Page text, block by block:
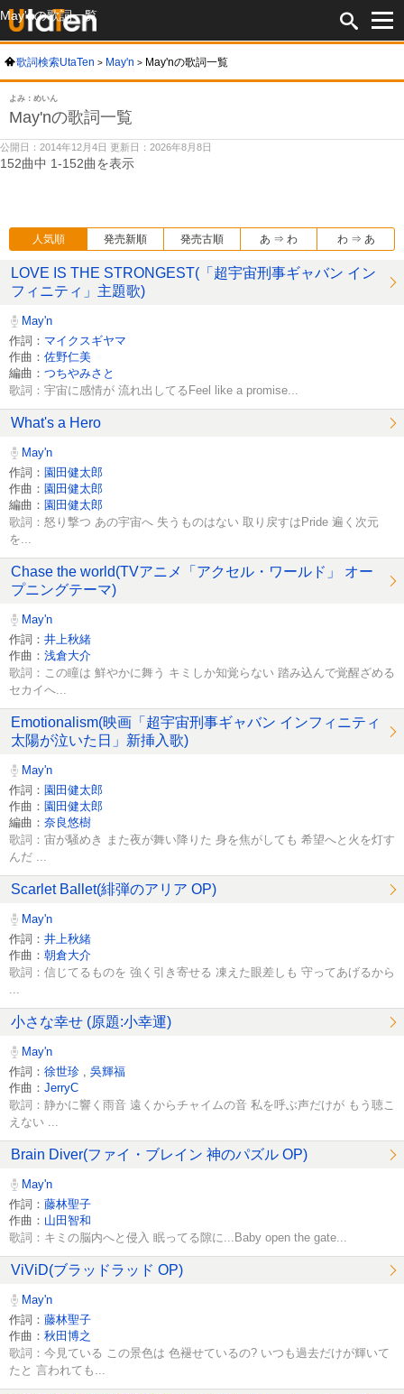
May'nの歌詞一覧
歌詞検索UtaTen May'n May'nの歌詞一覧
よみ：めいん
May'nの歌詞一覧
公開日：2014年12月4日 更新日：2026年8月8日
152曲中 1-152曲を表示
人気順 発売新順 発売古順 あ ⇒ わ わ ⇒ あ
LOVE IS THE STRONGEST(「超宇宙刑事ギャバン イン
フィニティ」主題歌)
May'n
作詞： マイクスギヤマ
作曲： 佐野仁美
編曲： つちやみさと
歌詞：宇宙に感情が 流れ出してるFeel like a promise...
What's a Hero
May'n
作詞： 園田健太郎
作曲： 園田健太郎
編曲： 園田健太郎
歌詞：怒り撃つ あの宇宙へ 失うものはない 取り戻すはPride 遍く次元
を...
Chase the world(TVアニメ「アクセル・ワールド」 オー
プニングテーマ)
May'n
作詞： 井上秋緒
作曲： 浅倉大介
歌詞：この瞳は 鮮やかに舞う キミしか知覚らない 踏み込んで覚醒ざめる
セカイへ...
Emotionalism(映画「超宇宙刑事ギャバン インフィニティ
太陽が泣いた日」新挿入歌)
May'n
作詞： 園田健太郎
作曲： 園田健太郎
編曲： 奈良悠樹
歌詞：宙が騒めき また夜が舞い降りた 身を焦がしても 希望へと火を灯す
んだ ...
Scarlet Ballet(緋弾のアリア OP)
May'n
作詞： 井上秋緒
作曲： 朝倉大介
歌詞：信じてるものを 強く引き寄せる 凍えた眼差しも 守ってあげるから
小さな幸せ (原題:小幸運)
May'n
作詞： 徐世珍
吳輝福
作曲： JerryC
歌詞：静かに響く雨音 遠くからチャイムの音 私を呼ぶ声だけが もう聴こ
えない ...
Brain Diver(ファイ・ブレイン 神のパズル OP)
May'n
作詞： 藤林聖子
作曲： 山田智和
歌詞：キミの脳内へと侵入 眠ってる隙に...Baby open the gate...
ViViD(ブラッドラッド OP)
May'n
作詞： 藤林聖子
作曲： 秋田博之
歌詞：今見ている この景色は 色褪せているの? いつも過去だけが輝いて
たと 言われても...